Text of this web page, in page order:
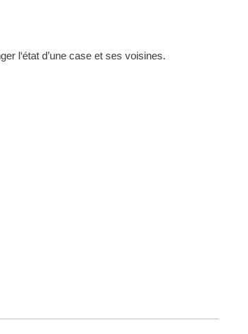
l‘état d’une case et ses voisines.